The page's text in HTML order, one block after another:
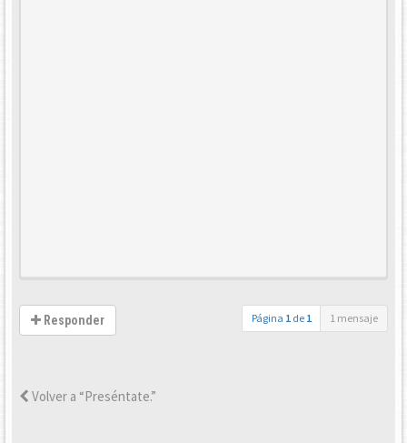
Responder Página 1 de 1 1 mensaje
Volver a “Preséntate.”